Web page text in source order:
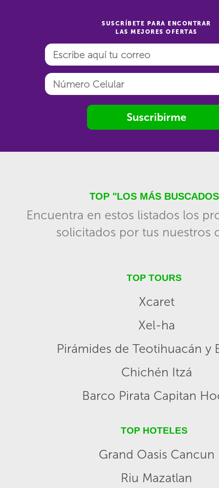
SUSCRÍBETE PARA ENCONTRAR
LAS MEJORES OFERTAS
Suscribirme
TOP "LOS MÁS
Encuentra en estos listados los
solicitados por tus nuestros
TOP TOURS
Xcaret
Xel-ha
Pirámides de Teotihuacán y
Chichén Itzá
Barco Pirata Capitan
TOP HOTELES
Grand Oasis Cancun
Riu Mazatlan